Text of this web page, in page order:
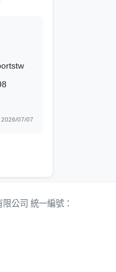
2026/07/07
公司 統一編號：